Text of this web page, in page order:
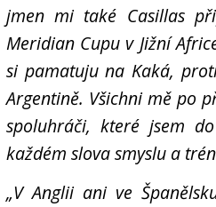
jmen mi také Casillas
Meridian Cupu v Jižní
si pamatuju na Kaká,
Argentině. Všichni mě po
spoluhráči, které jsem
každém slova smyslu a
„V Anglii ani ve